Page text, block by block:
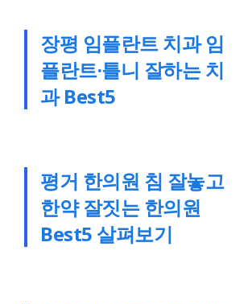
장평 임플란트 치과 임
플란트·틀니 잘하는 치
과 Best5
평거 한의원 침 잘놓고
한약 잘짓는 한의원
Best5 살펴보기